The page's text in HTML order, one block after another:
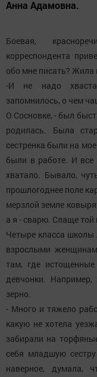
Анна Адамовна.
Боевая,
корреспондента
обо мне писать? Жила
-И не надо
запомнилось, о чем
О Сосновке, - был
родилась. Была
сестренка были на
были в работе. И
хватало. Бывало,
прошлогоднее поле
мерзлой земле
а я - сварю. Слаще той
Четыре класса школы
взрослыми
там, где
девчонки. Например,
зерно.
- Много и тяжело
какую не хотела
забирали на
себя младшую
наверное, думала,